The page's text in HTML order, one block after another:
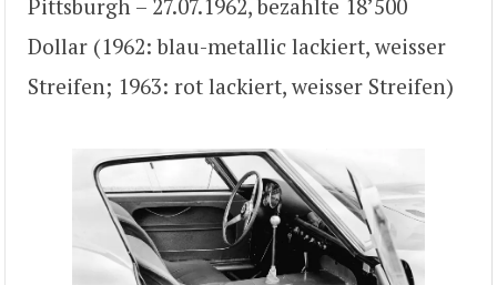
Pittsburgh – 27.07.1962, bezahlte 18’500
Dollar (1962: blau-metallic lackiert, weisser
Streifen; 1963: rot lackiert, weisser Streifen)